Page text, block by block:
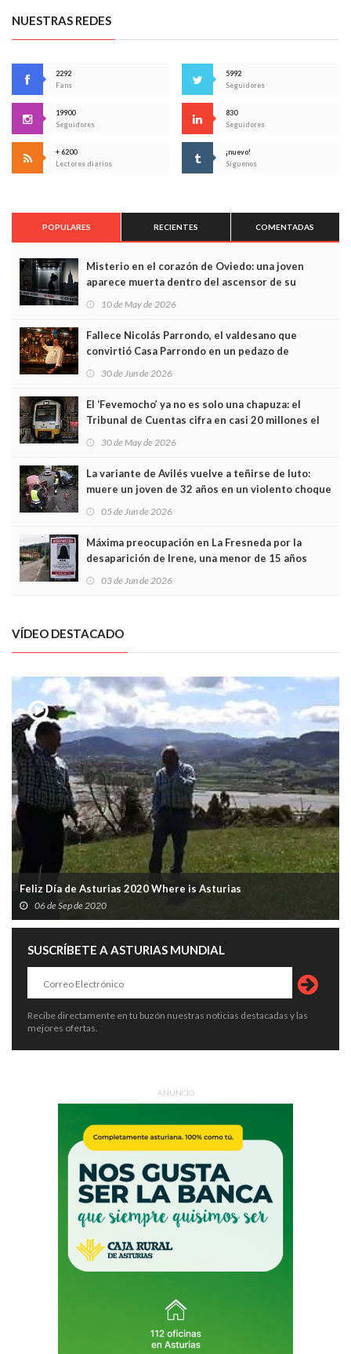
NUESTRAS REDES
2292
Fans
5992
Seguidores
19900
Seguidores
830
Seguidores
+ 6200
Lectores diarios
¡nuevo!
Síguenos
POPULARES RECIENTES COMENTADAS
Misterio en el corazón de Oviedo: una joven
aparece muerta dentro del ascensor de su
edificio y las cámaras captan sus últimos minutos
10 de May de 2026
Fallece Nicolás Parrondo, el valdesano que
convirtió Casa Parrondo en un pedazo de
Asturias en Madrid
30 de Jun de 2026
El ‘Fevemocho’ ya no es solo una chapuza: el
Tribunal de Cuentas cifra en casi 20 millones el
sobrecoste de los trenes que no cabían por los
30 de May de 2026
La variante de Avilés vuelve a teñirse de luto:
muere un joven de 32 años en un violento choque
frontal
05 de Jun de 2026
Máxima preocupación en La Fresneda por la
desaparición de Irene, una menor de 15 años
03 de Jun de 2026
VÍDEO DESTACADO
Feliz Día de Asturias 2020 Where is Asturias
06 de Sep de 2020
SUSCRÍBETE A ASTURIAS MUNDIAL
Recibe directamente en tu buzón nuestras noticias destacadas y las
mejores ofertas.
ANUNCIO